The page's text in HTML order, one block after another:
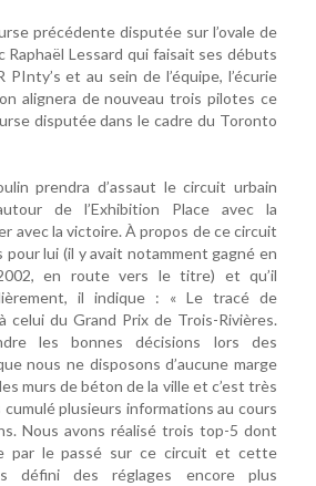
précédente disputée sur l’ovale de
Raphaël Lessard qui faisait ses débuts
PInty’s et au sein de l’équipe, l’écurie
alignera de nouveau trois pilotes ce
disputée dans le cadre du Toronto
prendra d’assaut le circuit urbain
de l’Exhibition Place avec la
avec la victoire. À propos de ce circuit
pour lui (il y avait notamment gagné en
en route vers le titre) et qu’il
il indique : « Le tracé de
celui du Grand Prix de Trois-Rivières.
les bonnes décisions lors des
nous ne disposons d’aucune marge
murs de béton de la ville et c’est très
cumulé plusieurs informations au cours
Nous avons réalisé trois top-5 dont
par le passé sur ce circuit et cette
défini des réglages encore plus